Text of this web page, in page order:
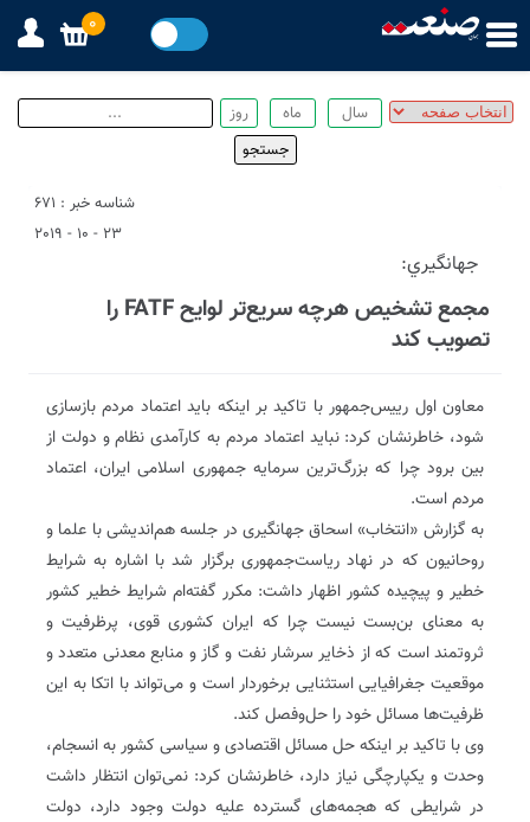
شناسه خبر : 671
23 - 10 - 2019
جهانگيري:
مجمع تشخیص هرچه سریع‌تر لوایح FATF را
تصویب کند
معاون اول رییس‌جمهور با تاکید بر اینکه باید اعتماد مردم بازسازی
شود، خاطرنشان کرد: نباید اعتماد مردم به کارآمدی نظام و دولت از
بین برود چرا که بزرگ‌ترین سرمایه جمهوری اسلامی ایران، اعتماد
مردم است.
به گزارش «انتخاب» اسحاق جهانگیری در جلسه هم‌اندیشی با علما و
روحانیون که در نهاد ریاست‌جمهوری برگزار شد با اشاره به شرایط
خطیر و پیچیده کشور اظهار داشت: مکرر گفته‌ام شرایط خطیر کشور
به معنای بن‌بست نیست چرا که ایران کشوری قوی، ‌پرظرفیت و
ثروتمند است که از ذخایر سرشار نفت و گاز و منابع معدنی متعدد و
موقعیت جغرافیایی استثنایی برخوردار است و می‌تواند با اتکا به این
ظرفیت‌ها مسائل خود را حل‌و‌فصل کند.
وی با تاکید بر اینکه حل مسائل اقتصادی و سیاسی کشور به انسجام،
وحدت و یکپارچگی نیاز دارد، خاطرنشان کرد: نمی‌توان انتظار داشت
در شرایطی که هجمه‌های گسترده علیه دولت وجود دارد، دولت
0